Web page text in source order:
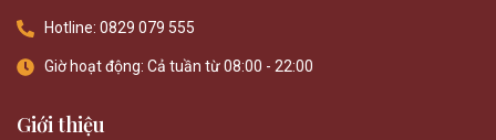
Hotline: 0829 079 555
Giờ hoạt động: Cả tuần từ 08:00 - 22:00
Giới thiệu